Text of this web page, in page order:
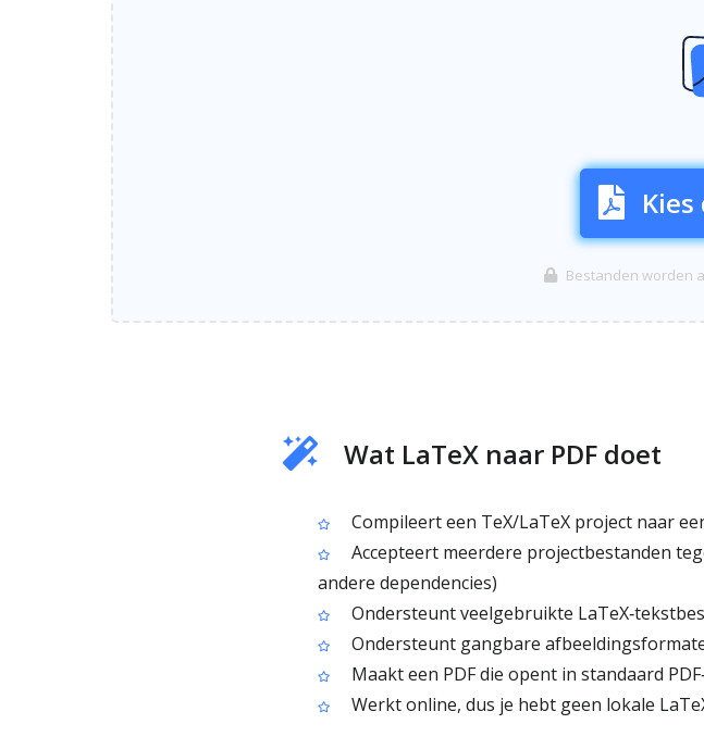
Bestanden worden
Wat LaTeX naar PDF doet
Compileert een TeX/LaTeX project naar
Accepteert meerdere projectbestanden
andere dependencies)
Ondersteunt veelgebruikte
Ondersteunt gangbare
Maakt een PDF die opent in standaard
Werkt online, dus je hebt geen lokale